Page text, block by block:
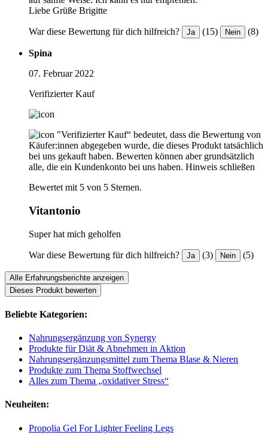
Liebe Grüße Brigitte
War diese Bewertung für dich hilfreich? Ja (15) Nein (8)
Spina
07. Februar 2022
Verifizierter Kauf
"Verifizierter Kauf“ bedeutet, dass die Bewertung von
Käufer:innen abgegeben wurde, die dieses Produkt tatsächlich
bei uns gekauft haben. Bewerten können aber grundsätzlich
alle, die ein Kundenkonto bei uns haben. Hinweis schließen
Bewertet mit 5 von 5 Sternen.
Vitantonio
Super hat mich geholfen
War diese Bewertung für dich hilfreich? Ja (3) Nein (5)
Alle Erfahrungsberichte anzeigen
Dieses Produkt bewerten
Beliebte Kategorien:
Nahrungsergänzung von Synergy
Produkte für Diät & Abnehmen in Aktion
Nahrungsergänzungsmittel zum Thema Blase & Nieren
Produkte zum Thema Stoffwechsel
Alles zum Thema „oxidativer Stress“
Neuheiten:
Propolia Gel For Lighter Feeling Legs